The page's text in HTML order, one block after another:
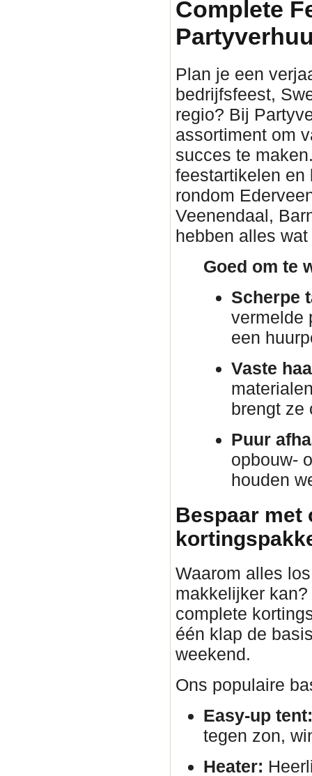
Complete
Plan je een
bedrijfsfeest,
regio? Bij
assortiment om
succes te
feestartikelen en
rondom
Veenendaal,
hebben alles
Goed om te
Scherpe
vermelde
een
Vaste
brengt
Puur
opbouw-
houden
Bespaar met
Waarom alles
makkelijker
complete
één klap de
weekend.
Ons populaire
Easy-up tent:
tegen zon,
Heater: